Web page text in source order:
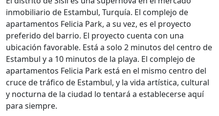
inmobiliario de Estambul, Turquía. El complejo de
apartamentos Felicia Park, a su vez, es el proyecto
preferido del barrio. El proyecto cuenta con una
ubicación favorable. Está a solo 2 minutos del centro de
Estambul y a 10 minutos de la playa. El complejo de
apartamentos Felicia Park está en el mismo centro del
cruce de tráfico de Estambul, y la vida artística, cultural
y nocturna de la ciudad lo tentará a establecerse aquí
para siempre.